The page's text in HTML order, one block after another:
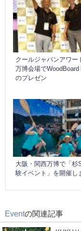
クールジャパンアワー
万博会場でWoodBoard
のプレゼン
大阪・関西万博で「杉
験イベント」を開催し
Eventの関連記事